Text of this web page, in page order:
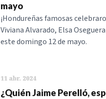
mayo
¡Hondureñas famosas
Viviana Alvarado, Elsa
este domingo 12 de mayo.
11 abr. 2024
¿Quién Jaime Perelló,